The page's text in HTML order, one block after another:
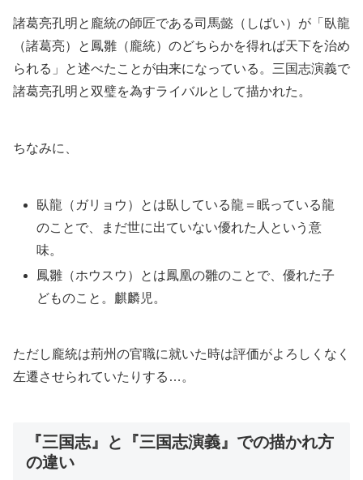
諸葛亮孔明と龐統の師匠である司馬懿（しばい）が「臥龍
（諸葛亮）と鳳雛（龐統）のどちらかを得れば天下を治め
られる」と述べたことが由来になっている。三国志演義で
諸葛亮孔明と双璧を為すライバルとして描かれた。
ちなみに、
臥龍（ガリョウ）とは臥している龍＝眠っている龍
のことで、まだ世に出ていない優れた人という意
味。
鳳雛（ホウスウ）とは鳳凰の雛のことで、優れた子
どものこと。麒麟児。
ただし龐統は荊州の官職に就いた時は評価がよろしくなく
左遷させられていたりする…。
『三国志』と『三国志演義』での描かれ方
の違い